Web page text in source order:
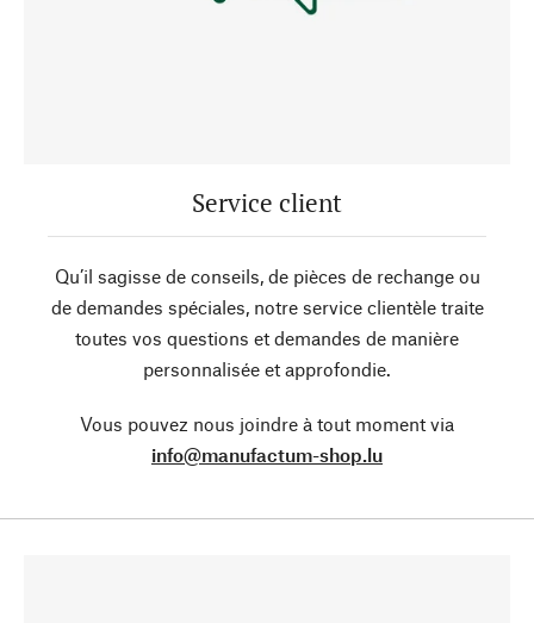
Service client
Qu’il sagisse de conseils, de pièces de rechange ou
de demandes spéciales, notre service clientèle traite
toutes vos questions et demandes de manière
personnalisée et approfondie.
Vous pouvez nous joindre à tout moment via
info@manufactum-shop.lu